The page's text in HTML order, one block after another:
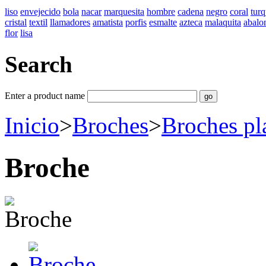
liso envejecido bola nacar marquesita hombre cadena negro coral
cristal textil llamadores amatista porfis esmalte azteca malaquita
flor lisa
Search
Enter a product name
Inicio>Broches>Broches
Broche